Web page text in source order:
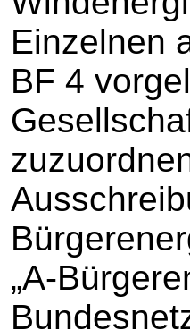
Einzelnen
BF 4
„A-